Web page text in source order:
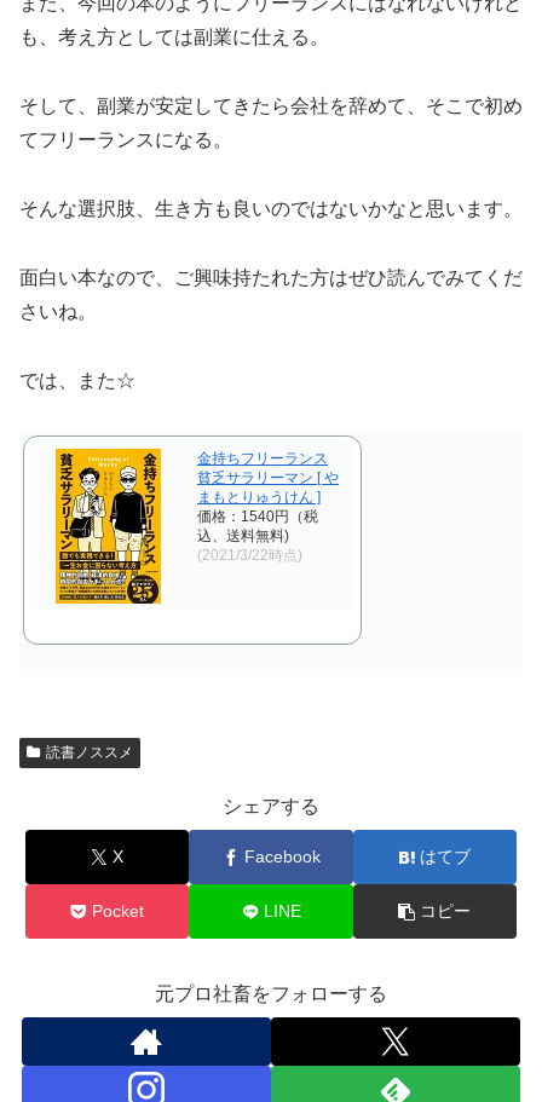
も、考え方としては副業に仕える。
そして、副業が安定してきたら会社を辞めて、そこで初め
てフリーランスになる。
そんな選択肢、生き方も良いのではないかなと思います。
面白い本なので、ご興味持たれた方はぜひ読んでみてくだ
さいね。
では、また☆
金持ちフリーランス
貧乏サラリーマン [ や
まもとりゅうけん ]
価格：1540円（税
込、送料無料)
(2021/3/22時点)
読書ノススメ
シェアする
X Facebook はてブ
Pocket LINE コピー
元プロ社畜をフォローする